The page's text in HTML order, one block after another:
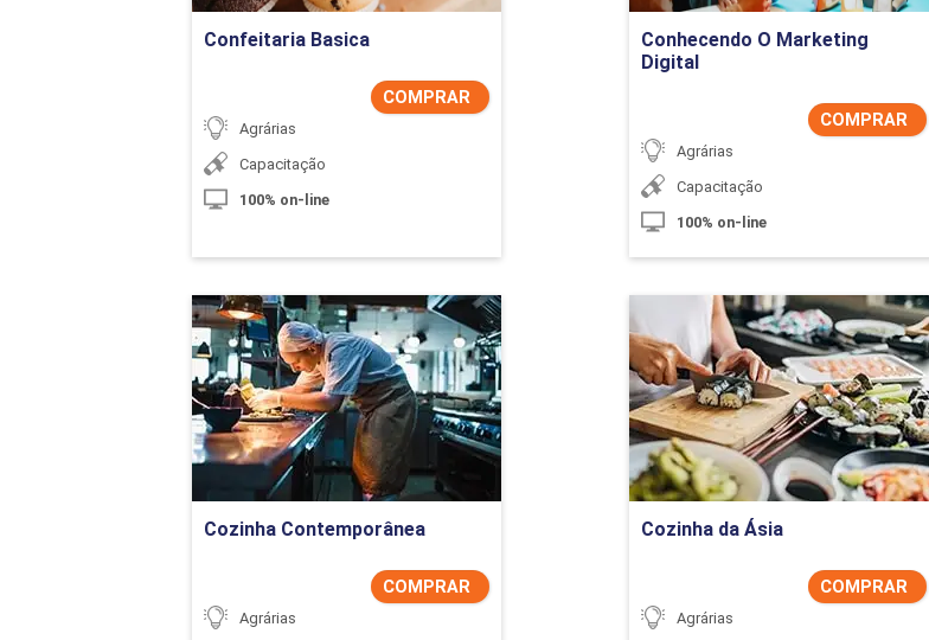
Confeitaria Basica
COMPRAR
Agrárias
Capacitação
100% on-line
Conhecendo O Marketing
Digital
COMPRAR
Agrárias
Capacitação
100% on-line
Cozinha Contemporânea
COMPRAR
Agrárias
Cozinha Contemporânea
Detalhes do curso
Comprar Agora
Cozinha da Ásia
COMPRAR
Agrárias
Cozinha da Ásia
Detalhes do curso
Comprar Agora